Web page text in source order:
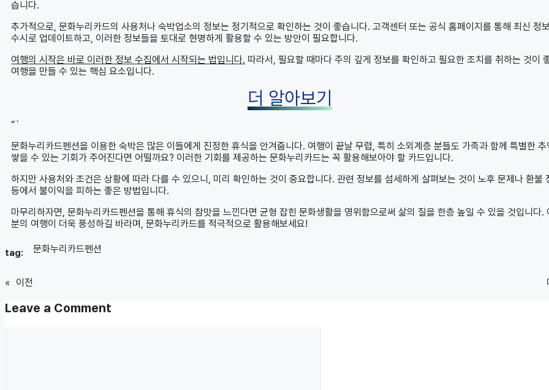
습니다.
추가적으로, 문화누리카드의 사용처나 숙박업소의 정보는 정기적으로 확인하는 것이 좋습니다. 고객센터 또는 공식 홈페이지를 통해 최신 정
수시로 업데이트하고, 이러한 정보들을 토대로 현명하게 활용할 수 있는 방안이 필요합니다.
여행의 시작은 바로 이러한 정보 수집에서 시작되는 법입니다. 따라서, 필요할 때마다 주의 깊게 정보를 확인하고 필요한 조치를 취하는 것이
여행을 만들 수 있는 핵심 요소입니다.
더 알아보기
“`
문화누리카드펜션을 이용한 숙박은 많은 이들에게 진정한 휴식을 안겨줍니다. 여행이 끝날 무렵, 특히 소외계층 분들도 가족과 함께 특별한 추
쌓을 수 있는 기회가 주어진다면 어떨까요? 이러한 기회를 제공하는 문화누리카드는 꼭 활용해보아야 할 카드입니다.
하지만 사용처와 조건은 상황에 따라 다를 수 있으니, 미리 확인하는 것이 중요합니다. 관련 정보를 섬세하게 살펴보는 것이 노후 문제나 환불
등에서 불이익을 피하는 좋은 방법입니다.
마무리하자면, 문화누리카드펜션을 통해 휴식의 참맛을 느낀다면 균형 잡힌 문화생활을 영위함으로써 삶의 질을 한층 높일 수 있을 것입니다.
분의 여행이 더욱 풍성하길 바라며, 문화누리카드를 적극적으로 활용해보세요!
tag: 문화누리카드펜션
« 이전
Leave a Comment